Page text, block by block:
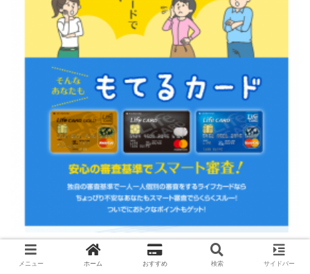
公式サイトでもキャバ嬢の方がクレジットカードを持って
メニュー ホーム おすすめ 検索 サイドバー